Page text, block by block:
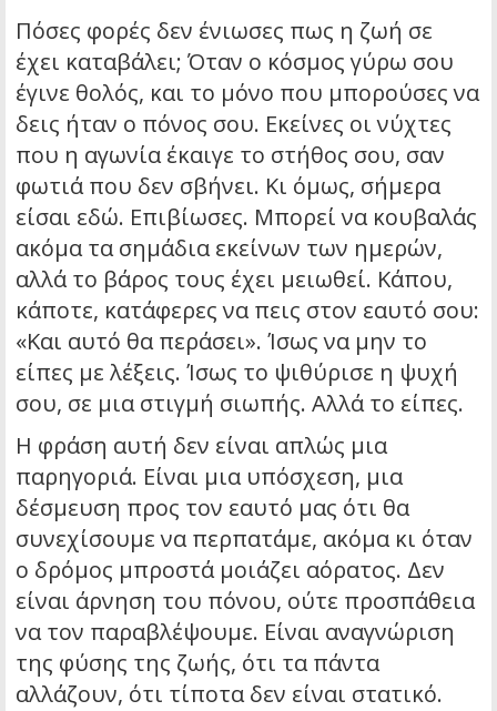
Πόσες φορές δεν ένιωσες πως η ζωή σε
έχει καταβάλει; Όταν ο κόσμος γύρω σου
έγινε θολός, και το μόνο που μπορούσες να
δεις ήταν ο πόνος σου. Εκείνες οι νύχτες
που η αγωνία έκαιγε το στήθος σου, σαν
φωτιά που δεν σβήνει. Κι όμως, σήμερα
είσαι εδώ. Επιβίωσες. Μπορεί να κουβαλάς
ακόμα τα σημάδια εκείνων των ημερών,
αλλά το βάρος τους έχει μειωθεί. Κάπου,
κάποτε, κατάφερες να πεις στον εαυτό σου:
«Και αυτό θα περάσει». Ίσως να μην το
είπες με λέξεις. Ίσως το ψιθύρισε η ψυχή
σου, σε μια στιγμή σιωπής. Αλλά το είπες.
Η φράση αυτή δεν είναι απλώς μια
παρηγοριά. Είναι μια υπόσχεση, μια
δέσμευση προς τον εαυτό μας ότι θα
συνεχίσουμε να περπατάμε, ακόμα κι όταν
ο δρόμος μπροστά μοιάζει αόρατος. Δεν
είναι άρνηση του πόνου, ούτε προσπάθεια
να τον παραβλέψουμε. Είναι αναγνώριση
της φύσης της ζωής, ότι τα πάντα
αλλάζουν, ότι τίποτα δεν είναι στατικό.